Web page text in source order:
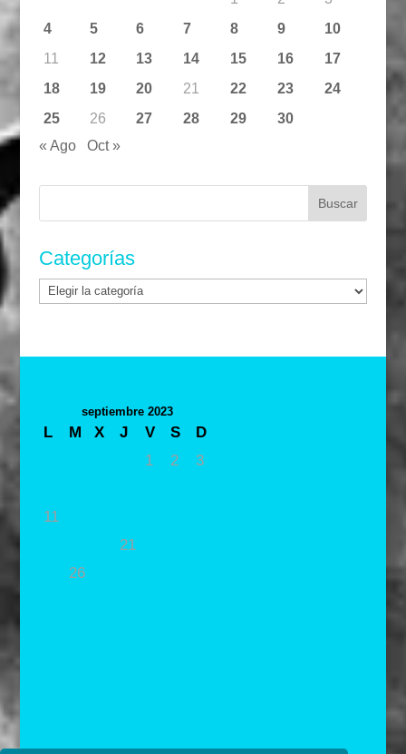
4
5 6 7 8 9
10
11
12 13 14 15 16
17
18
19 20 21 22 23
24
25
26 27 28 29
30
« Ago
Oct »
Categorías
Categorías
septiembre 2023
L M X J V S
D
1
2
3
11
21
26